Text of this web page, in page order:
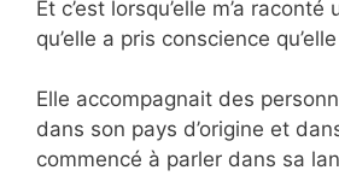
Et c’est lorsqu’elle m’a
qu’elle a pris conscience
Elle accompagnait des
dans son pays d’origine et
commencé à parler dans sa